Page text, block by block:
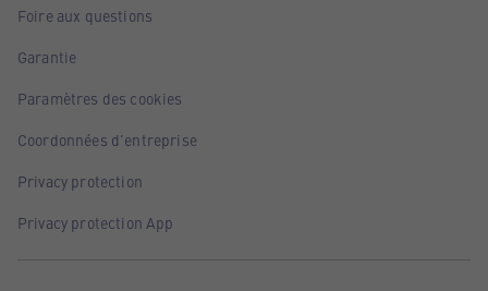
Foire aux questions
Garantie
Paramètres des cookies
Coordonnées d'entreprise
Privacy protection
Privacy protection App